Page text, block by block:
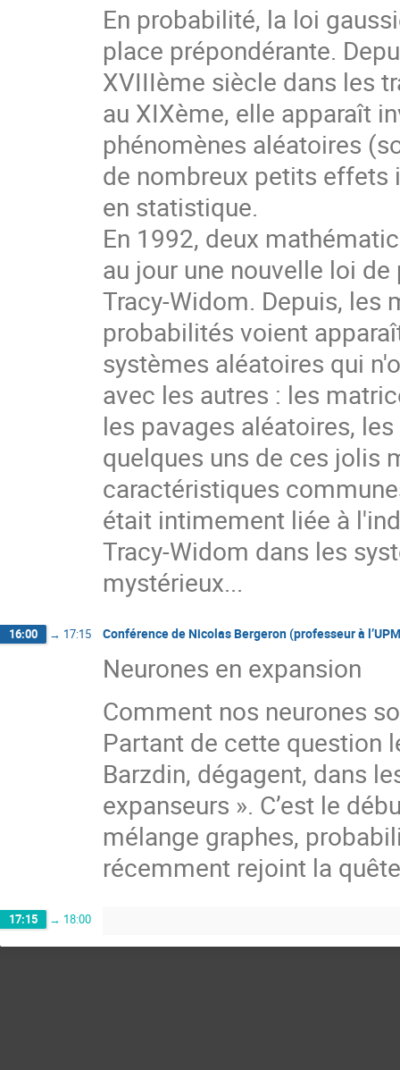
En probabilité, la loi
place prépondérante.
XVIIIème siècle dans les
au XIXème, elle apparaît
phénomènes aléatoires
de nombreux petits effets
en statistique.
En 1992, deux
au jour une nouvelle loi
Tracy-Widom. Depuis,
probabilités voient
systèmes aléatoires qui
avec les autres : les
les pavages aléatoires,
quelques uns de ces jolis
caractéristiques
était intimement liée à
Tracy-Widom dans les
mystérieux...
16:00 → 17:15 Conférence de Nicolas Bergeron (professeur à
Neurones en expansion
Comment nos neurones
Partant de cette question
Barzdin, dégagent, dans
expanseurs ». C’est le
mélange graphes,
récemment rejoint la
17:15 → 18:00